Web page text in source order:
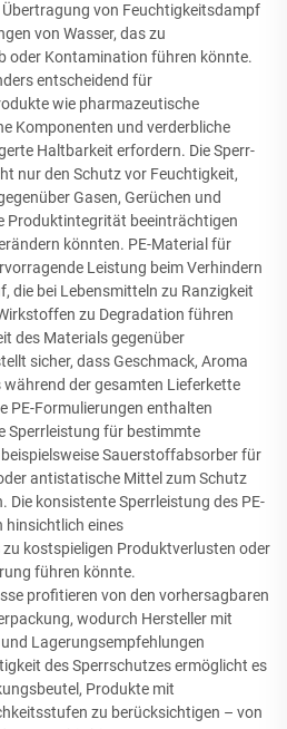
von Feuchtigkeitsdampf
von Wasser, das zu
oder Kontamination führen könnte.
entscheidend für
wie pharmazeutische
Komponenten und verderbliche
Haltbarkeit erfordern. Die Sperr-
nur den Schutz vor Feuchtigkeit,
Gasen, Gerüchen und
Produktintegrität beeinträchtigen
könnten. PE-Material für
Leistung beim Verhindern
die bei Lebensmitteln zu Ranzigkeit
zu Degradation führen
des Materials gegenüber
sicher, dass Geschmack, Aroma
der gesamten Lieferkette
PE-Formulierungen enthalten
Sperrleistung für bestimmte
Sauerstoffabsorber für
antistatische Mittel zum Schutz
Die konsistente Sperrleistung des PE-
hinsichtlich eines
kostspieligen Produktverlusten oder
führen könnte.
profitieren von den vorhersagbaren
wodurch Hersteller mit
Lagerungsempfehlungen
des Sperrschutzes ermöglicht es
Produkte mit
zu berücksichtigen – von